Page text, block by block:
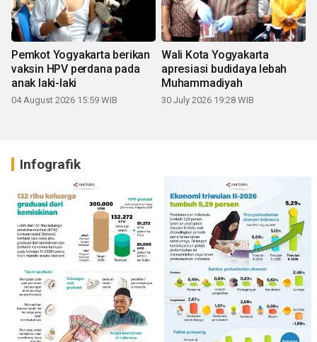
Pemkot Yogyakarta berikan
vaksin HPV perdana pada
anak laki-laki
04 August 2026 15:59 WIB
Wali Kota Yogyakarta
apresiasi budidaya lebah
Muhammadiyah
30 July 2026 19:28 WIB
Infografik